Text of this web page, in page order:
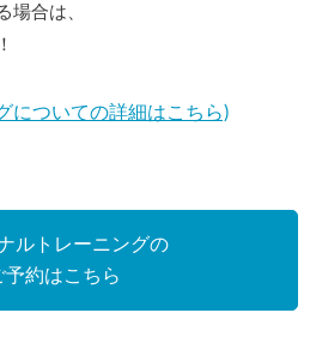
場合は、
についての詳細はこちら)
ルトレーニングの
予約はこちら